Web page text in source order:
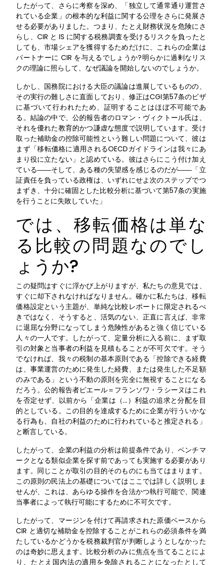
したがって、さらに考察を深め、「独立して通常通り運営さ
れている企業」の根本的な利益に関する公理をさらに発展さ
せる必要がありました。つまり、たとえ財務状況を危険にさ
らし、CIR と IS に関する税務調査を受けるリスクを負ったと
しても、市場シェアを獲得するためだけに、これらの企業は
パートナーに CIR を与えるでしょうか?明らかに過剰なリス
クの理論に照らして、なぜ議論を開始しないのでしょうか。
しかし、国務院における大臣の議論は進展しているものの、
その実行の難しさに直面しており、修正はCGI第57条のビザ
に基づいて行われたため、証明することはほぼ不可能であ
る。結論の中で、公的報告者のロマン・ヴィクトール氏は、
それを優れた教育的かつ謙虚な態度で説明しています。受け
取った補助金の控除可能性という難しい問題について、彼は
まず「移転価格に適用されるOECDガイドラインは我々にあ
まり役に立たない」と認めている。彼はさらにこう付け加え
ている――そして、ある種の失望感を感じるのだが――「立
証責任を負っている政権は、いずれにせよ次のステップでつ
まずき、十分に確固とした比較分析に基づいて第57条の実施
を行うことに失敗していた」
では、移転価格は単な
る比較の問題なのでし
ょうか?
この疑問はすぐに浮かび上がりますが、私たちの意見では、
すぐに却下されなければなりません。確かに私たちは、移転
価格設定という主題が、単純な比較レポートに限定されるべ
きではなく、そうすると、活気のない、正直に言えば、非常
に退屈な分野になってしまう危険性があると強く信じている
人々の一人です。したがって、定量分析に入る前に、まず取
引の対象と当事者の利益を見積もることが不可欠です。そう
でなければ、我々の税制の基本原則である「控除できる経費
は、事業運営のために発生した経費、または発生した不足額
のみである」という不動の原則を完全に無視することになる
だろう。公的報告者ピエール＝フランソワ・ラシーヌはこれ
を否定せず、以前から「企業は（…）利益の追求と分配を目
的としている。この目的を達成するために企業が行ういかな
る行為も、自社の利益のために行われていると推定される」
と断言している。
したがって、企業の利益の分析は前提条件であり、ベンチマ
ークとなる類似企業を探す前であっても実施する必要があり
ます。同じことが取引の目的そのものにも当てはまります。
この原則の民法上の基礎についてはここでは詳しく説明しま
せんが、これは、あらゆる操作を合法かつ執行可能で、関連
当事者によって執行可能にするために不可欠です。
したがって、マージンを付けて再請求された原価ベースから
CIR と適切な補助金を控除することがこれらの必須条件を満
たしているかどうかを税務裁判官が判断しようとしなかった
のは奇妙に思えます。比較分析のみに焦点を当てることによ
り、たとえ国内法の適用を免除されることになったとして